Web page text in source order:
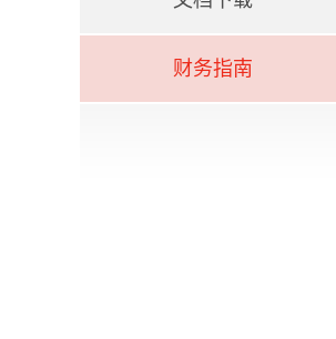
财务指南